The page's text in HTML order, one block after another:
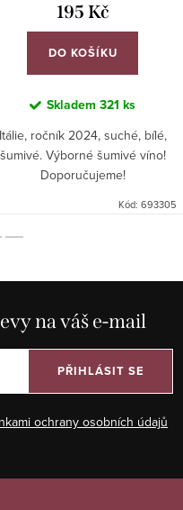
195 Kč
DO KOŠÍKU
Skladem 321 ks
Itálie, ročník 2024, suché, bílé,
šumivé. Výborné šumivé víno!
Doporučujeme!
Kód: 693305
na váš e-mail
ochrany osobních údajů
PŘIHLÁSIT SE